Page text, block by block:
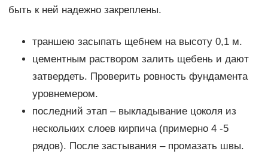
быть к ней надежно закреплены.
траншею засыпать щебнем на высоту 0,1 м.
цементным раствором залить щебень и дают
затвердеть. Проверить ровность фундамента
уровнемером.
последний этап – выкладывание цоколя из
нескольких слоев кирпича (примерно 4 -5
рядов). После застывания – промазать швы.